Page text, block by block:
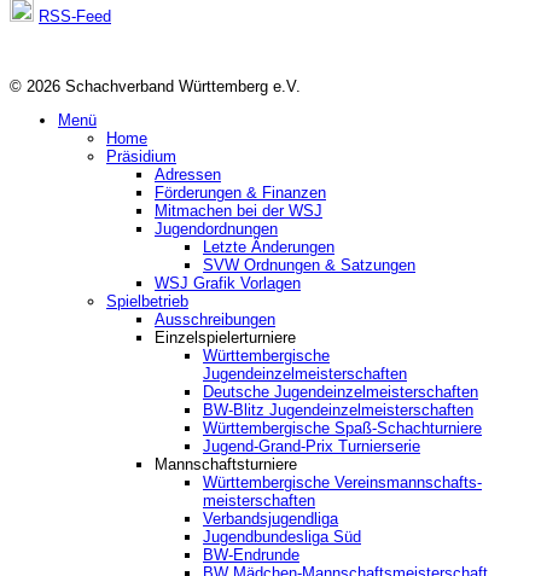
RSS-Feed
© 2026 Schachverband Württemberg e.V.
Menü
Home
Präsidium
Adressen
Förderungen & Finanzen
Mitmachen bei der WSJ
Jugendordnungen
Letzte Änderungen
SVW Ordnungen & Satzungen
WSJ Grafik Vorlagen
Spielbetrieb
Ausschreibungen
Einzelspielerturniere
Württembergische
Jugendeinzelmeisterschaften
Deutsche Jugendeinzelmeisterschaften
BW-Blitz Jugendeinzelmeisterschaften
Württembergische Spaß-Schachturniere
Jugend-Grand-Prix Turnierserie
Mannschaftsturniere
Württembergische Vereinsmannschafts-
meisterschaften
Verbandsjugendliga
Jugendbundesliga Süd
BW-Endrunde